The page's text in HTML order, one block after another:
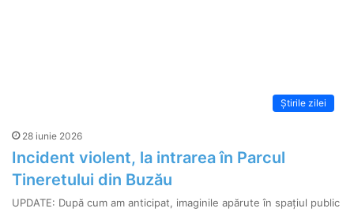
Știrile zilei
28 iunie 2026
Incident violent, la intrarea în Parcul
Tineretului din Buzău
UPDATE: După cum am anticipat, imaginile apărute în spațiul public